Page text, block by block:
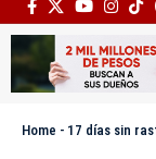
Home - 17 días sin rastro: